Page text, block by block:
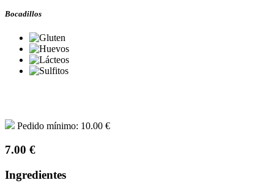
Bocadillos
Pedido mínimo: 10.00 €
7.00 €
Ingredientes